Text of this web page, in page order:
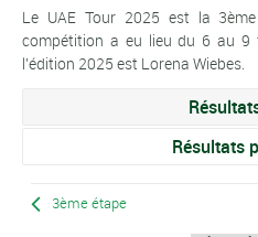
Le UAE Tour 2025 est la
compétition a eu lieu du 6 au 9
l'édition 2025 est Lorena Wiebes.
Résultats
3ème étape